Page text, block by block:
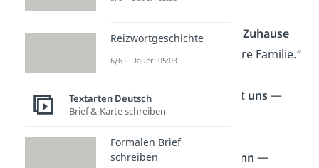
„Ein Haus wird zum Zuhause
durch Liebe — unsere Familie.“
„Mit , mit uns—
Familie.“
„Durch dünn —
Reizwortgeschichte
6/6 – Dauer: 05:03
Textarten Deutsch
Brief & Karte schreiben
Formalen Brief
schreiben